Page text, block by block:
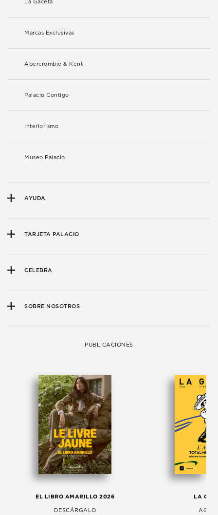
La Gaceta
Marcas Exclusivas
Abercrombie & Kent
Palacio Contigo
Interiorismo
Museo Palacio
AYUDA
TARJETA PALACIO
CELEBRA
SOBRE NOSOTROS
PUBLICACIONES
EL LIBRO AMARILLO 2026
DESCÁRGALO
LA